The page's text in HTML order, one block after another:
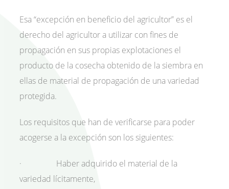
Esa “excepción en beneficio del agricultor” es el
derecho del agricultor a utilizar con fines de
propagación en sus propias explotaciones el
producto de la cosecha obtenido de la siembra en
ellas de material de propagación de una variedad
protegida.
Los requisitos que han de verificarse para poder
acogerse a la excepción son los siguientes:
· Haber adquirido el material de la
variedad lícitamente,